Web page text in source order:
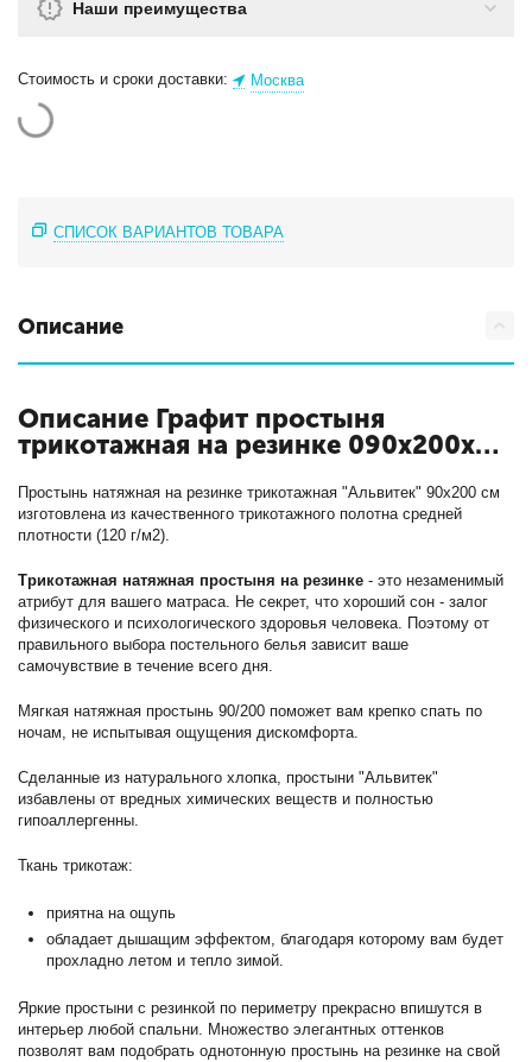
Наши преимущества
Стоимость и сроки доставки: Москва
СПИСОК ВАРИАНТОВ ТОВАРА
Описание
Описание Графит простыня
трикотажная на резинке 090х200х20
Простынь натяжная на резинке трикотажная "Альвитек" 90х200 см
изготовлена из качественного трикотажного полотна средней
плотности (120 г/м2).
Трикотажная натяжная простыня на резинке - это незаменимый
атрибут для вашего матраса. Не секрет, что хороший сон - залог
физического и психологического здоровья человека. Поэтому от
правильного выбора постельного белья зависит ваше
самочувствие в течение всего дня.
Мягкая натяжная простынь 90/200 поможет вам крепко спать по
ночам, не испытывая ощущения дискомфорта.
Сделанные из натурального хлопка, простыни "Альвитек"
избавлены от вредных химических веществ и полностью
гипоаллергенны.
Ткань трикотаж:
приятна на ощупь
обладает дышащим эффектом, благодаря которому вам будет
прохладно летом и тепло зимой.
Яркие простыни с резинкой по периметру прекрасно впишутся в
интерьер любой спальни. Множество элегантных оттенков
позволят вам подобрать однотонную простынь на резинке на свой